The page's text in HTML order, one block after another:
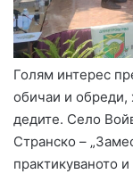
Голям интерес
обичаи и обреди,
дедите. Село
Странско –
практикуваното